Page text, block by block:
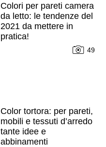
Colori per pareti camera
da letto: le tendenze del
2021 da mettere in
pratica!
49
Color tortora: per pareti,
mobili e tessuti d’arredo
tante idee e
abbinamenti